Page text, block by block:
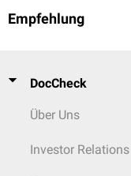
Empfehlung
DocCheck
Über Uns
Investor Relations